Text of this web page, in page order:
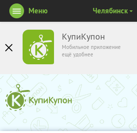
КупиКупон
Мобильное приложение
ещё удобнее
Меню Челябинск